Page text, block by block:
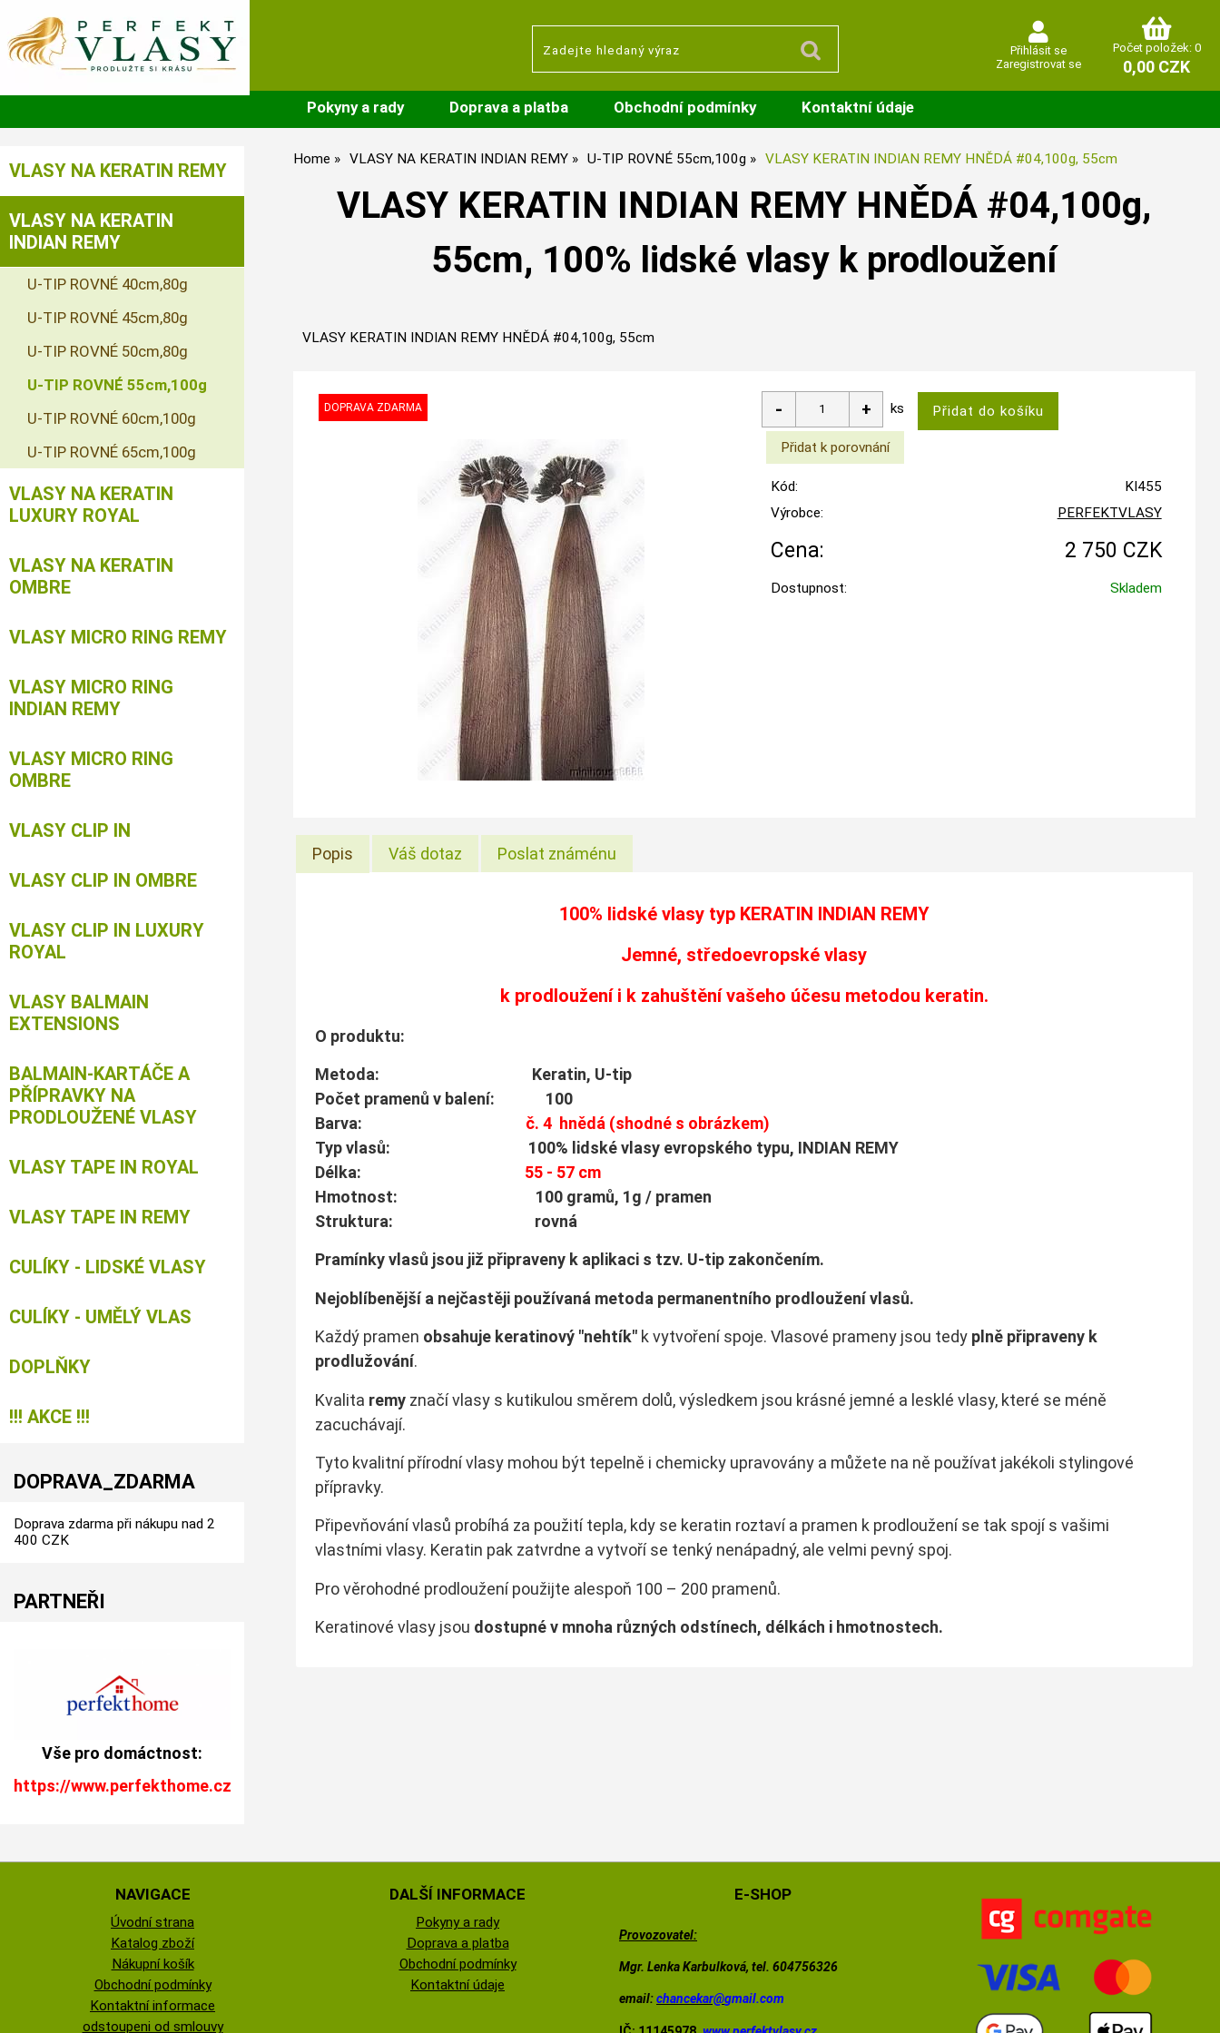
Počet položek: 0
0,00 CZK
Přihlásit se
Zaregistrovat se
Pokyny a rady Doprava a platba Obchodní podmínky Kontaktní údaje
Home VLASY NA KERATIN INDIAN REMY U-TIP ROVNÉ 55cm,100g VLASY KERATIN INDIAN REMY HNĚDÁ #04,100g, 55cm
VLASY KERATIN INDIAN REMY HNĚDÁ #04,100g,
55cm, 100% lidské vlasy k prodloužení
VLASY KERATIN INDIAN REMY HNĚDÁ #04,100g, 55cm
ks
Kód:
KI455
Výrobce:
PERFEKTVLASY
Cena: 2 750 CZK
Dostupnost: Skladem
Popis Váš dotaz Poslat známénu
100% lidské vlasy typ KERATIN INDIAN REMY
Jemné, středoevropské vlasy
k prodloužení i k zahuštění vašeho účesu metodou keratin.
O produktu:
Metoda: Keratin, U-tip
Počet pramenů v balení: 100
Barva: č. 4 hnědá (shodné s obrázkem)
Typ vlasů: 100% lidské vlasy evropského typu, INDIAN REMY
Délka:
55 - 57 cm
Hmotnost: 100 gramů, 1g / pramen
Struktura: rovná
Pramínky vlasů jsou již připraveny k aplikaci s tzv. U-tip zakončením.
Nejoblíbenější a nejčastěji používaná metoda permanentního prodloužení vlasů.
Každý pramen obsahuje keratinový "nehtík" k vytvoření spoje. Vlasové prameny jsou tedy plně připraveny k
prodlužování.
Kvalita remy značí vlasy s kutikulou směrem dolů, výsledkem jsou krásné jemné a lesklé vlasy, které se méně
zacuchávají.
Tyto kvalitní přírodní vlasy mohou být tepelně i chemicky upravovány a můžete na ně používat jakékoli stylingové
přípravky.
Připevňování vlasů probíhá za použití tepla, kdy se keratin roztaví a pramen k prodloužení se tak spojí s vašimi
vlastními vlasy. Keratin pak zatvrdne a vytvoří se tenký nenápadný, ale velmi pevný spoj.
Pro věrohodné prodloužení použijte alespoň 100 – 200 pramenů.
Keratinové vlasy jsou dostupné v mnoha různých odstínech, délkách i hmotnostech.
VLASY NA KERATIN REMY
VLASY NA KERATIN
INDIAN REMY
U-TIP ROVNÉ 40cm,80g
U-TIP ROVNÉ 45cm,80g
U-TIP ROVNÉ 50cm,80g
U-TIP ROVNÉ 55cm,100g
U-TIP ROVNÉ 60cm,100g
U-TIP ROVNÉ 65cm,100g
VLASY NA KERATIN
LUXURY ROYAL
VLASY NA KERATIN
OMBRE
VLASY MICRO RING REMY
VLASY MICRO RING
INDIAN REMY
VLASY MICRO RING
OMBRE
VLASY CLIP IN
VLASY CLIP IN OMBRE
VLASY CLIP IN LUXURY
ROYAL
VLASY BALMAIN
EXTENSIONS
BALMAIN-KARTÁČE A
PŘÍPRAVKY NA
PRODLOUŽENÉ VLASY
VLASY TAPE IN ROYAL
VLASY TAPE IN REMY
CULÍKY - LIDSKÉ VLASY
CULÍKY - UMĚLÝ VLAS
DOPLŇKY
!!! AKCE !!!
DOPRAVA_ZDARMA
Doprava zdarma při nákupu nad 2
400 CZK
PARTNEŘI
Vše pro domáctnost:
https://www.perfekthome.cz
NAVIGACE
Úvodní strana
Katalog zboží
Nákupní košík
Obchodní podmínky
Kontaktní informace
odstoupeni od smlouvy
DALŠÍ INFORMACE
Pokyny a rady
Doprava a platba
Obchodní podmínky
Kontaktní údaje
E-SHOP
Provozovatel:
Mgr. Lenka Karbulková, tel. 604756326
email:chancekar@gmail.com